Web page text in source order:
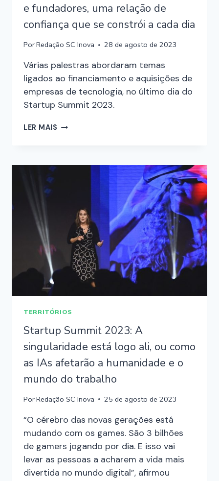
e fundadores, uma relação de
confiança que se constrói a cada dia
PorRedação SC Inova 28 de agosto de 2023
Várias palestras abordaram temas
ligados ao financiamento e aquisições de
empresas de tecnologia, no último dia do
Startup Summit 2023.
LER MAIS
TERRITÓRIOS
Startup Summit 2023: A
singularidade está logo ali, ou como
as IAs afetarão a humanidade e o
mundo do trabalho
PorRedação SC Inova 25 de agosto de 2023
“O cérebro das novas gerações está
mudando com os games. São 3 bilhões
de gamers jogando por dia. E isso vai
levar as pessoas a acharem a vida mais
divertida no mundo digital”, afirmou